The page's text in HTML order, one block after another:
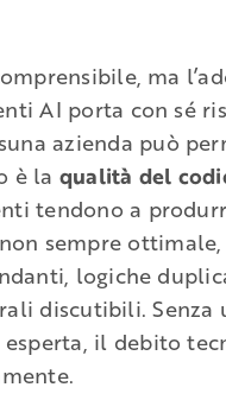
ma
AI porta con sé
azienda può
è la qualità del
tendono a
sempre ottimale,
logiche
discutibili. Senza
il debito